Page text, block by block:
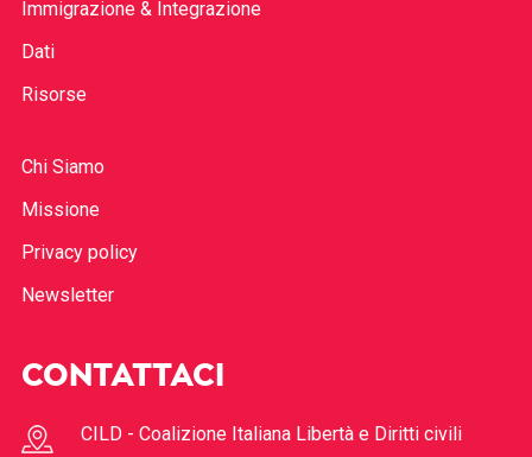
Immigrazione & Integrazione
Dati
Risorse
Chi Siamo
Missione
Privacy policy
Newsletter
CONTATTACI
CILD - Coalizione Italiana Libertà e Diritti civili